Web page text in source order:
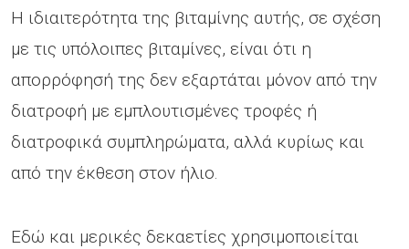
Η ιδιαιτερότητα της βιταμίνης αυτής, σε σχέση
με τις υπόλοιπες βιταμίνες, είναι ότι η
απορρόφησή της δεν εξαρτάται μόνον από την
διατροφή με εμπλουτισμένες τροφές ή
διατροφικά συμπληρώματα, αλλά κυρίως και
από την έκθεση στον ήλιο.
Εδώ και μερικές δεκαετίες χρησιμοποιείται